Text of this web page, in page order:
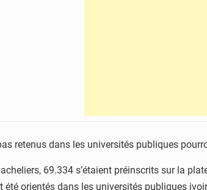
retenus dans les universités publiques
69.334 s’étaient préinscrits sur la
orientés dans les universités publiques